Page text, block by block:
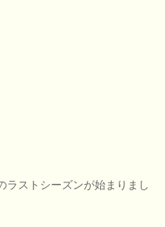
ラストシーズンが始まりまし